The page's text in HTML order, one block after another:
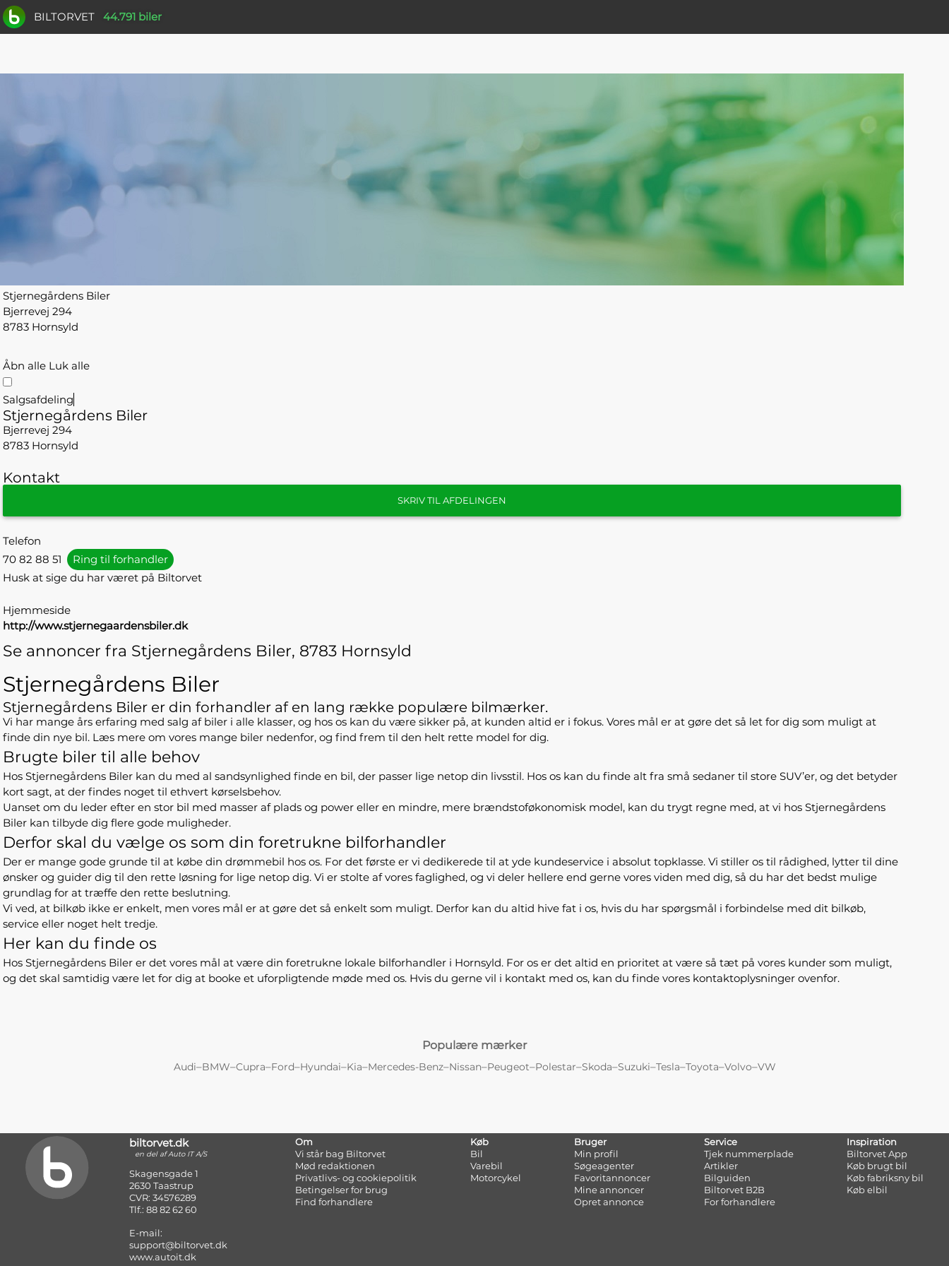
BILTORVET 44.791 biler
Stjernegårdens Biler
Bjerrevej 294
8783 Hornsyld
Åbn alle Luk alle
Salgsafdeling
Stjernegårdens Biler
Bjerrevej 294
8783 Hornsyld
Kontakt
SKRIV TIL AFDELINGEN
Telefon
70 82 88 51
Ring til forhandler
Husk at sige du har været på Biltorvet
Hjemmeside
http://www.stjernegaardensbiler.dk
Se annoncer fra Stjernegårdens Biler, 8783 Hornsyld
Stjernegårdens Biler
Stjernegårdens Biler er din forhandler af en lang række populære bilmærker.
Vi har mange års erfaring med salg af biler i alle klasser, og hos os kan du være sikker på, at kunden altid er i fokus. Vores mål er at gøre det så let for dig som muligt at
finde din nye bil. Læs mere om vores mange biler nedenfor, og find frem til den helt rette model for dig.
Brugte biler til alle behov
Hos Stjernegårdens Biler kan du med al sandsynlighed finde en bil, der passer lige netop din livsstil. Hos os kan du finde alt fra små sedaner til store SUV’er, og det betyder
kort sagt, at der findes noget til ethvert kørselsbehov.
Uanset om du leder efter en stor bil med masser af plads og power eller en mindre, mere brændstoføkonomisk model, kan du trygt regne med, at vi hos Stjernegårdens
Biler kan tilbyde dig flere gode muligheder.
Derfor skal du vælge os som din foretrukne bilforhandler
Der er mange gode grunde til at købe din drømmebil hos os. For det første er vi dedikerede til at yde kundeservice i absolut topklasse. Vi stiller os til rådighed, lytter til dine
ønsker og guider dig til den rette løsning for lige netop dig. Vi er stolte af vores faglighed, og vi deler hellere end gerne vores viden med dig, så du har det bedst mulige
grundlag for at træffe den rette beslutning.
Vi ved, at bilkøb ikke er enkelt, men vores mål er at gøre det så enkelt som muligt. Derfor kan du altid hive fat i os, hvis du har spørgsmål i forbindelse med dit bilkøb,
service eller noget helt tredje.
Her kan du finde os
Hos Stjernegårdens Biler er det vores mål at være din foretrukne lokale bilforhandler i Hornsyld. For os er det altid en prioritet at være så tæt på vores kunder som muligt,
og det skal samtidig være let for dig at booke et uforpligtende møde med os. Hvis du gerne vil i kontakt med os, kan du finde vores kontaktoplysninger ovenfor.
Populære mærker
Audi–BMW–Cupra–Ford–Hyundai–Kia–Mercedes-Benz–Nissan–Peugeot–Polestar–Skoda–Suzuki–Tesla–Toyota–Volvo–VW
Om
Vi står bag Biltorvet
Mød redaktionen
Privatlivs- og cookiepolitik
Betingelser for brug
Find forhandlere
Køb
Bil
Varebil
Motorcykel
Bruger
Min profil
Søgeagenter
Favoritannoncer
Mine annoncer
Opret annonce
Service
Tjek nummerplade
Artikler
Bilguiden
Biltorvet B2B
For forhandlere
Inspiration
Biltorvet App
Køb brugt bil
Køb fabriksny bil
Køb elbil
biltorvet.dk
en del af Auto IT A/S
Skagensgade 1
2630 Taastrup
CVR: 34576289
Tlf.: 88 82 62 60
E-mail:
support@biltorvet.dk
www.autoit.dk